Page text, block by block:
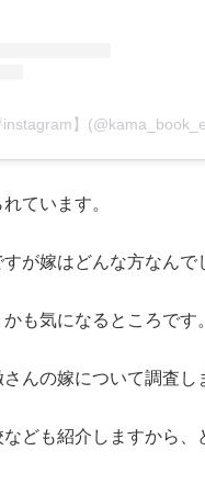
】
ています。
が嫁はどんな方なんで
も気になるところです。
んの嫁について調査し
ども紹介しますから、